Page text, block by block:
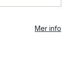
Mer info